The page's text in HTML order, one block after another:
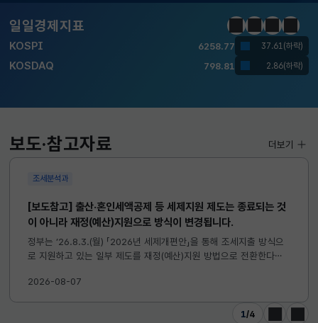
일일경제지표
KOSPI 6258.77 37.61(하락)
KOSDAQ 798.81 2.86(하락)
국고채(3년)
정지이전다음일일경
보도·참고자료
조세분석과
[보도참고] 출산·혼인세액공제 등 세제지원 제도는 종료되는 것
이 아니라 재정(예산)지원으로 방식이 변경됩니다.
정부는 ’26.8.3.(월) 「2026년 세제개편안」을 통해 조세지출 방식으
로 지원하고 있는 일부 제도를 재정(예산)지원 방법으로 전환한다고
2026-08-07
1/4
이전 다음
더보기